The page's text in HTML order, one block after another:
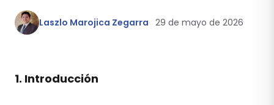
Laszlo Marojica Zegarra 29 de mayo de 2026
1. Introducción